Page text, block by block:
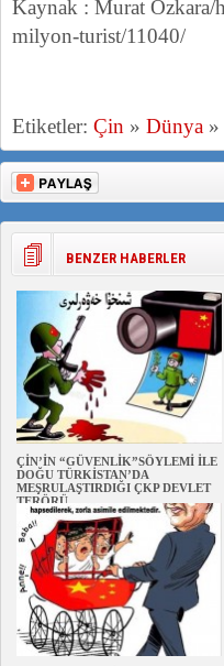
Kaynak : Murat Özkara/
milyon-turist/11040/
Etiketler: Çin » Dünya »
BENZER HABERLER
ÇİN’İN “GÜVENLİK”SÖYLEMİ İLE
DOĞU TÜRKİSTAN’DA
MEŞRULAŞTIRDIĞI ÇKP DEVLET
TERÖRÜ